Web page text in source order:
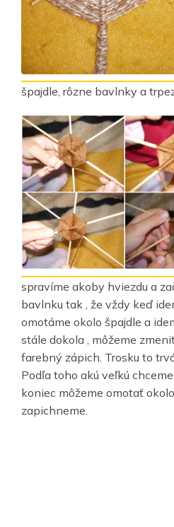
špajdle, rôzne bavlnky a
spravíme akoby hviezdu a
bavlnku tak , že vždy keď
omotáme okolo špajdle a
stále dokola , môžeme
farebný zápich. Trosku to
Podľa toho akú veľkú
koniec môžeme omotať
zapichneme.